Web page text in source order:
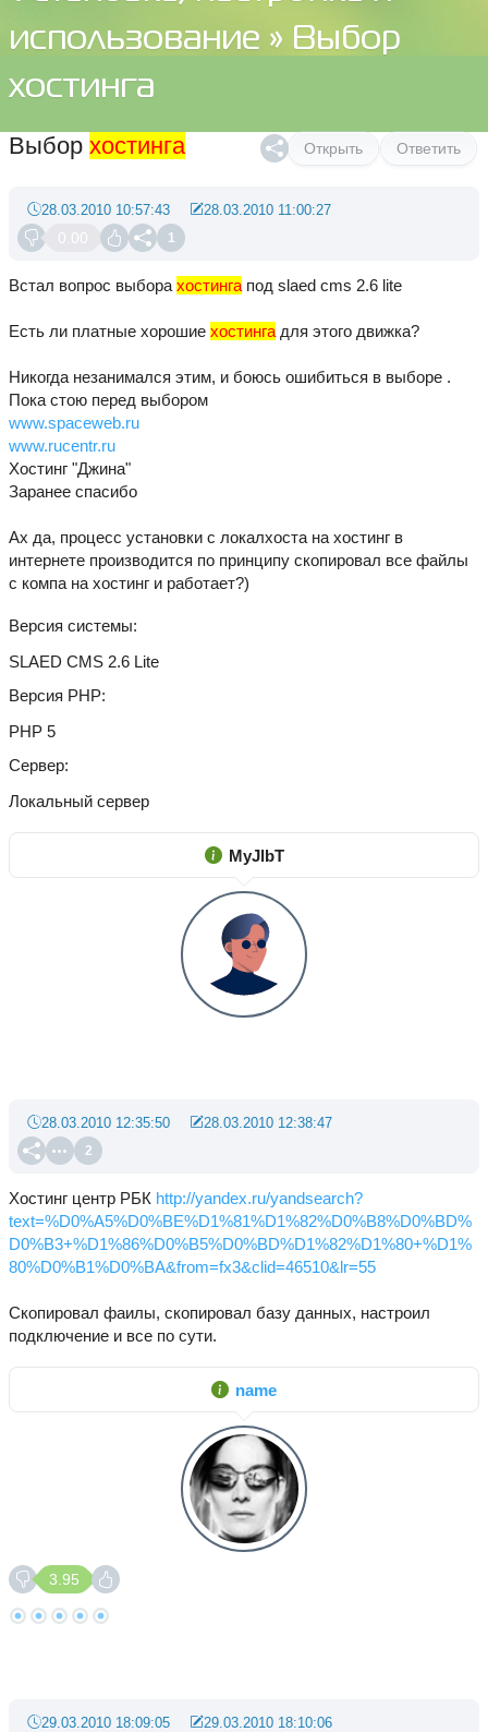
использование » Выбор
хостинга
Открыть Ответить
Выбор хостинга
0.00 1
28.03.2010 10:57:43 28.03.2010 11:00:27
Встал вопрос выбора хостинга под slaed cms 2.6 lite
Есть ли платные хорошие хостинга для этого движка?
Никогда незанимался этим, и боюсь ошибиться в выборе .
Пока стою перед выбором
www.spaceweb.ru
www.rucentr.ru
Хостинг "Джина"
Заранее спасибо
Ах да, процесс установки с локалхоста на хостинг в
интернете производится по принципу скопировал все файлы
с компа на хостинг и работает?)
Версия системы
SLAED CMS 2.6 Lite
Версия PHP
PHP 5
Сервер
Локальный сервер
MyJlbT
2
28.03.2010 12:35:50 28.03.2010 12:38:47
Хостинг центр РБК http://yandex.ru/yandsearch?
text=%D0%A5%D0%BE%D1%81%D1%82%D0%B8%D0%BD%
D0%B3+%D1%86%D0%B5%D0%BD%D1%82%D1%80+%D1%
80%D0%B1%D0%BA&from=fx3&clid=46510&lr=55
Скопировал фаилы, скопировал базу данных, настроил
подключение и все по сути.
name
3.95
29.03.2010 18:09:05 29.03.2010 18:10:06